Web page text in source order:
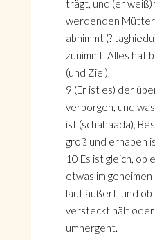
trägt, und (er
werdenden Mütter
abnimmt (?
zunimmt. Alles hat
(und Ziel).
9 (Er ist es) der
verborgen, und
ist (schahaada),
groß und erhaben
10 Es ist gleich, ob
etwas im
laut äußert, und ob
versteckt hält oder
umhergeht.